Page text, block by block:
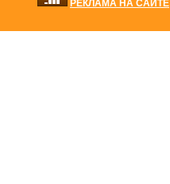
РЕКЛАМА НА САЙТЕ